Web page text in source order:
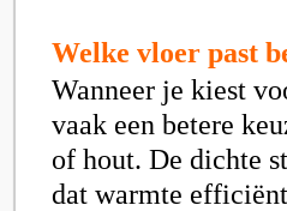
Welke vloer past
Wanneer je kiest
vaak een betere
of hout. De dichte
dat warmte